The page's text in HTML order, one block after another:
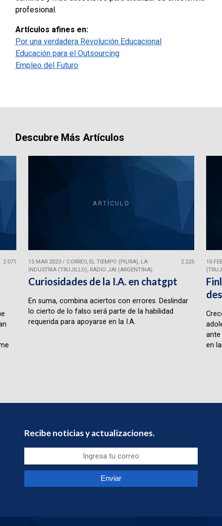
profesional.
Artículos afines en:
Por una verdadera Revolución Educacional
Educación para el Outsourcing
Empleo del Futuro
Descubre Más Artículos
2.071
ARTÍCULO
15 MAR 2023/ CORREO, EL TIEMPO (PIURA), LA
INDUSTRIA (TRUJILLO), RADIO JAI (ARGENTINA)
2.225
Curiosidades de la I.A. en chatgpt
En suma, combina aciertos con errores. Deslindar
lo cierto de lo falso será parte de la habilidad
requerida para apoyarse en la I.A.
10
en
Recibe noticias y actualizaciones.